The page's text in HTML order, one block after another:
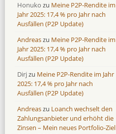
Honuko zu Meine P2P-Rendite im
Jahr 2025: 17,4 % pro Jahr nach
Ausfällen (P2P Update)
Andreaszu Meine P2P-Rendite im
Jahr 2025: 17,4 % pro Jahr nach
Ausfällen (P2P Update)
Dirjzu Meine P2P-Rendite im Jahr
2025: 17,4 % pro Jahr nach
Ausfällen (P2P Update)
Andreaszu Loanch wechselt den
Zahlungsanbieter und erhöht die
Zinsen – Mein neues Portfolio-Ziel